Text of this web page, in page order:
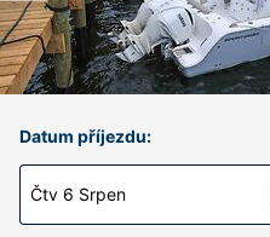
Datum příjezdu:
Čtv 6 Srpen